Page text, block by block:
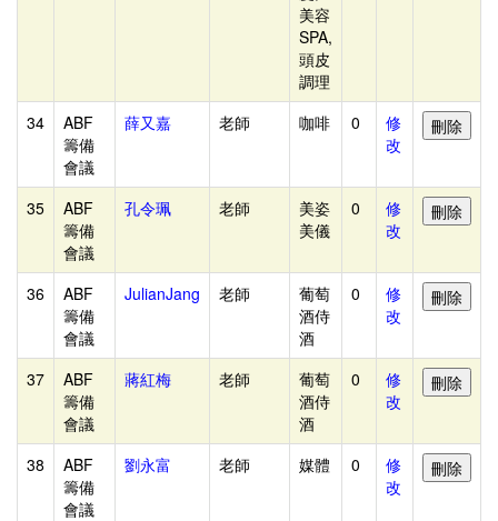
便
當
統
計
收
付
款
與
退
費-
資
訊
美容
SPA,
頭皮
調理
34
ABF
籌備
會議
薛又嘉 老師 咖啡 0
修
改
35
ABF
籌備
會議
孔令珮 老師
美姿
美儀
0
修
改
36
ABF
籌備
會議
JulianJang 老師
葡萄
酒侍
酒
0
修
改
37
ABF
籌備
會議
蔣紅梅 老師
葡萄
酒侍
酒
0
修
改
38
ABF
籌備
會議
劉永富 老師 媒體 0
修
改